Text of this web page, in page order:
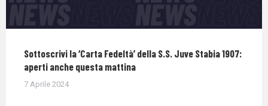
Sottoscrivi la ‘Carta Fedeltà’ della S.S. Juve Stabia 1907:
aperti anche questa mattina
7 Aprile 2024